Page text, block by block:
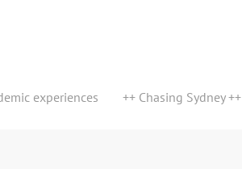
experiences ++ Chasing Sydney ++